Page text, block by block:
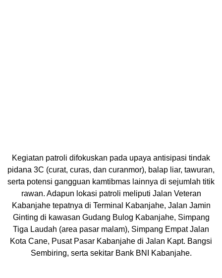
Kegiatan patroli difokuskan pada upaya antisipasi tindak
pidana 3C (curat, curas, dan curanmor), balap liar, tawuran,
serta potensi gangguan kamtibmas lainnya di sejumlah titik
rawan. Adapun lokasi patroli meliputi Jalan Veteran
Kabanjahe tepatnya di Terminal Kabanjahe, Jalan Jamin
Ginting di kawasan Gudang Bulog Kabanjahe, Simpang
Tiga Laudah (area pasar malam), Simpang Empat Jalan
Kota Cane, Pusat Pasar Kabanjahe di Jalan Kapt. Bangsi
Sembiring, serta sekitar Bank BNI Kabanjahe.